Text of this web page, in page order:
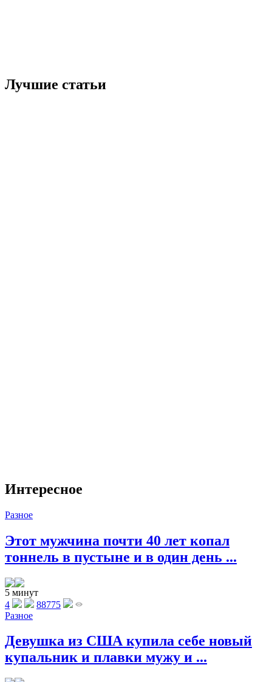
Лучшие статьи
Интересное
Разное
Этот мужчина почти 40 лет копал
тоннель в пустыне и в один день ...
5 минут
4
88775
Разное
Девушка из США купила себе новый
купальник и плавки мужу и ...